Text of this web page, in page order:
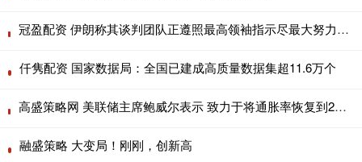
冠盈配资 伊朗称其谈判团队正遵照最高领袖指示尽最大努力进行外交斡旋
仟隽配资 国家数据局：全国已建成高质量数据集超11.6万个
高盛策略网 美联储主席鲍威尔表示 致力于将通胀率恢复到2% 努力实现2%的通胀目标可能代价高昂
融盛策略 大变局！刚刚，创新高